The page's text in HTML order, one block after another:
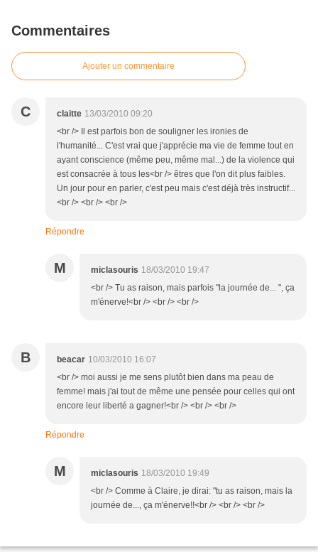
Commentaires
Ajouter un commentaire
C claitte 13/03/2010 09:20
<br /> Il est parfois bon de souligner les ironies de
l'humanité... C'est vrai que j'apprécie ma vie de femme tout en
ayant conscience (même peu, même mal...) de la violence qui
est consacrée à tous les<br /> êtres que l'on dit plus faibles.
Un jour pour en parler, c'est peu mais c'est déjà très instructif...
<br /> <br /> <br />
Répondre
M miclasouris 18/03/2010 19:47
<br /> Tu as raison, mais parfois "la journée de... ", ça
m'énerve!<br /> <br /> <br />
B beacar 10/03/2010 16:07
<br /> moi aussi je me sens plutôt bien dans ma peau de
femme! mais j'ai tout de même une pensée pour celles qui ont
encore leur liberté a gagner!<br /> <br /> <br />
Répondre
M miclasouris 18/03/2010 19:49
<br /> Comme à Claire, je dirai: "tu as raison, mais la
journée de..., ça m'énerve!!<br /> <br /> <br />